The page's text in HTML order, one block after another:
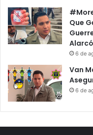
s
M
a
n
j
a
b
R
s
e
n
t
s
E
n
n
Que
6 de
Van
6 de